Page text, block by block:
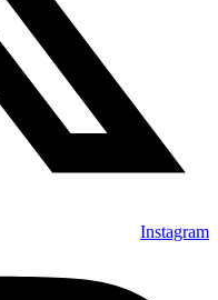
Instagram